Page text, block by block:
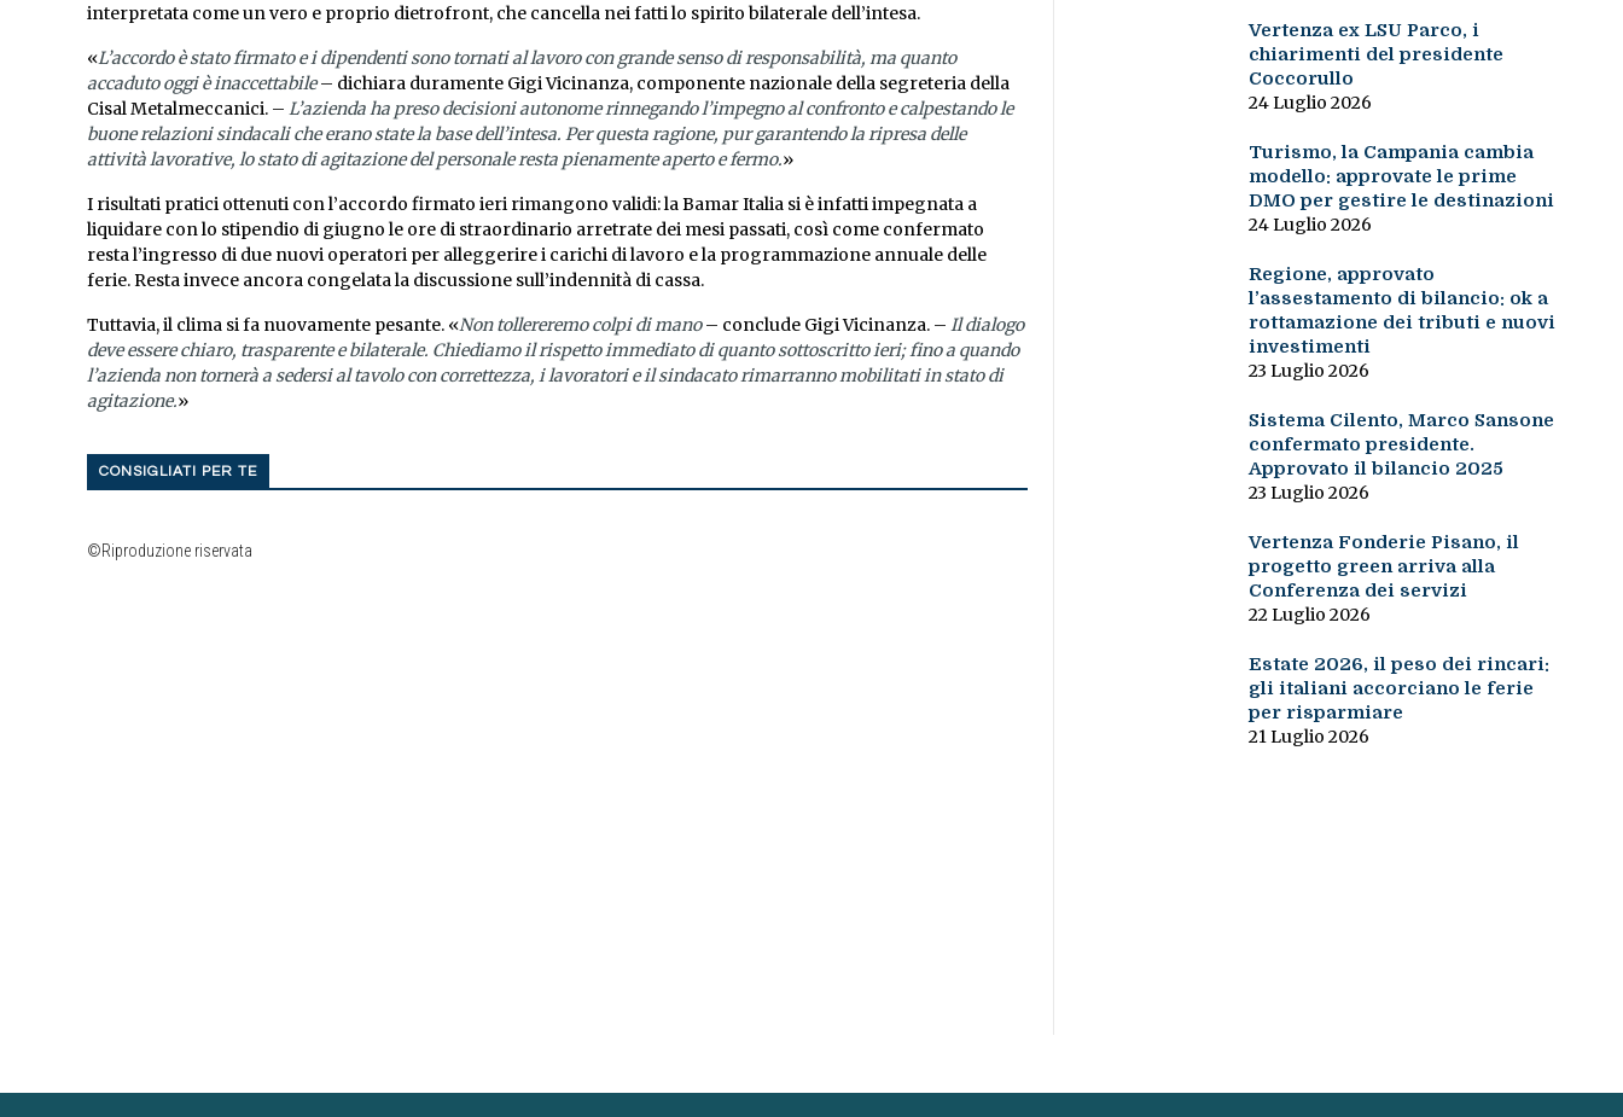
interpretata come un vero e proprio dietrofront, che cancella nei fatti lo spirito bilaterale dell’intesa.
«L’accordo è stato firmato e i dipendenti sono tornati al lavoro con grande senso di responsabilità, ma quanto
accaduto oggi è inaccettabile– dichiara duramente Gigi Vicinanza, componente nazionale della segreteria della
Cisal Metalmeccanici. – L’azienda ha preso decisioni autonome rinnegando l’impegno al confronto e calpestando le
buone relazioni sindacali che erano state la base dell’intesa. Per questa ragione, pur garantendo la ripresa delle
attività lavorative, lo stato di agitazione del personale resta pienamente aperto e fermo.»
I risultati pratici ottenuti con l’accordo firmato ieri rimangono validi: la Bamar Italia si è infatti impegnata a
liquidare con lo stipendio di giugno le ore di straordinario arretrate dei mesi passati, così come confermato
resta l’ingresso di due nuovi operatori per alleggerire i carichi di lavoro e la programmazione annuale delle
ferie. Resta invece ancora congelata la discussione sull’indennità di cassa.
Tuttavia, il clima si fa nuovamente pesante. «Non tollereremo colpi di mano– conclude Gigi Vicinanza. – Il dialogo
deve essere chiaro, trasparente e bilaterale. Chiediamo il rispetto immediato di quanto sottoscritto ieri; fino a quando
l’azienda non tornerà a sedersi al tavolo con correttezza, i lavoratori e il sindacato rimarranno mobilitati in stato di
agitazione.»
CONSIGLIATI PER TE
©Riproduzione riservata
Vertenza ex LSU Parco, i
chiarimenti del presidente
Coccorullo
24 Luglio 2026
Turismo, la Campania cambia
modello: approvate le prime
DMO per gestire le destinazioni
24 Luglio 2026
Regione, approvato
l’assestamento di bilancio: ok a
rottamazione dei tributi e nuovi
investimenti
23 Luglio 2026
Sistema Cilento, Marco Sansone
confermato presidente.
Approvato il bilancio 2025
23 Luglio 2026
Vertenza Fonderie Pisano, il
progetto green arriva alla
Conferenza dei servizi
22 Luglio 2026
Estate 2026, il peso dei rincari:
gli italiani accorciano le ferie
per risparmiare
21 Luglio 2026